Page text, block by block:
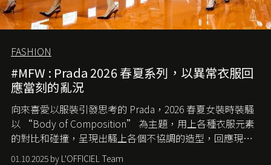
FASHION
#MFW : Prada 2026 春夏系列，以異常衣服回
應當刻的亂況
向來喜愛以服裝引發思考的 Prada，2026 春夏女裝時裝騷
以 “Body of Composition” 為主題，用上各種衣服元素
的對比和碰撞，呈現出騷上各個不協調的造型，回應現今
社會各種資訊、文化超載的現象。
01.10.2025 by L'OFFICIEL Team